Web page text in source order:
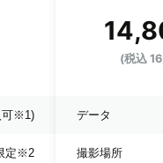
可※1)
定 ※2
(税込
データ
撮影場所